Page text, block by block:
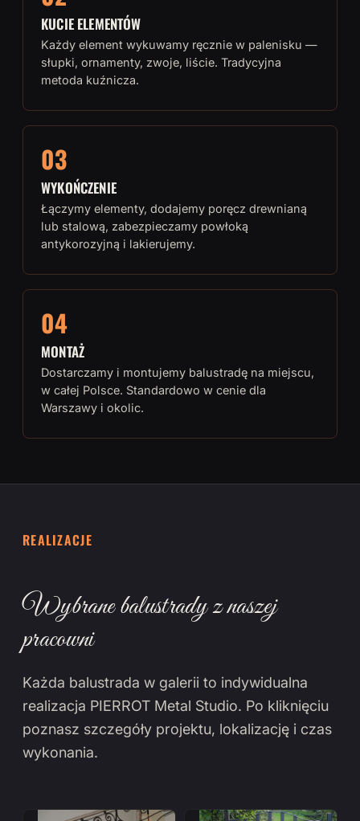
KUCIE ELEMENTÓW
Każdy element wykuwamy ręcznie w palenisku —
słupki, ornamenty, zwoje, liście. Tradycyjna
metoda kuźnicza.
03
WYKOŃCZENIE
Łączymy elementy, dodajemy poręcz drewnianą
lub stalową, zabezpieczamy powłoką
antykorozyjną i lakierujemy.
04
MONTAŻ
Dostarczamy i montujemy balustradę na miejscu,
w całej Polsce. Standardowo w cenie dla
Warszawy i okolic.
REALIZACJE
Wybrane balustrady z naszej
pracowni
Każda balustrada w galerii to indywidualna
realizacja PIERROT Metal Studio. Po kliknięciu
poznasz szczegóły projektu, lokalizację i czas
wykonania.